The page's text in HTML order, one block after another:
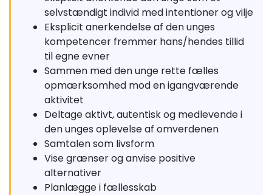
selvstændigt individ med intentioner og vilje
Eksplicit anerkendelse af den unges
kompetencer fremmer hans/hendes tillid
til egne evner
Sammen med den unge rette fælles
opmærksomhed mod en igangværende
aktivitet
Deltage aktivt, autentisk og medlevende i
den unges oplevelse af omverdenen
Samtalen som livsform
Vise grænser og anvise positive
alternativer
Planlægge i fællesskab